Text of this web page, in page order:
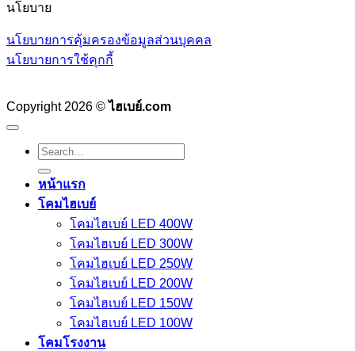
นโยบาย
นโยบายการคุ้มครองข้อมูลส่วนบุคคล
นโยบายการใช้คุกกี้
Copyright 2026 ©ไฮเบย์.com
Search
for:
หน้าแรก
โคมไฮเบย์
โคมไฮเบย์ LED 400W
โคมไฮเบย์ LED 300W
โคมไฮเบย์ LED 250W
โคมไฮเบย์ LED 200W
โคมไฮเบย์ LED 150W
โคมไฮเบย์ LED 100W
โคมโรงงาน